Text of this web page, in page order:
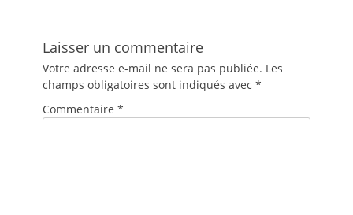
Laisser un commentaire
Votre adresse e-mail ne sera pas publiée. Les
champs obligatoires sont indiqués avec *
Commentaire *